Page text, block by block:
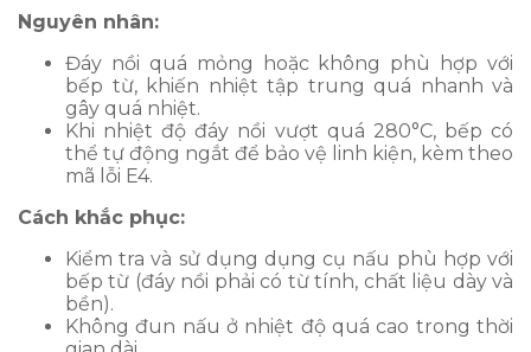
Nguyên nhân:
Đáy nồi quá mỏng hoặc không phù hợp với
bếp từ, khiến nhiệt tập trung quá nhanh và
gây quá nhiệt.
Khi nhiệt độ đáy nồi vượt quá 280°C, bếp có
thể tự động ngắt để bảo vệ linh kiện, kèm theo
mã lỗi E4.
Cách khắc phục:
Kiểm tra và sử dụng dụng cụ nấu phù hợp với
bếp từ (đáy nồi phải có từ tính, chất liệu dày và
bền).
Không đun nấu ở nhiệt độ quá cao trong thời